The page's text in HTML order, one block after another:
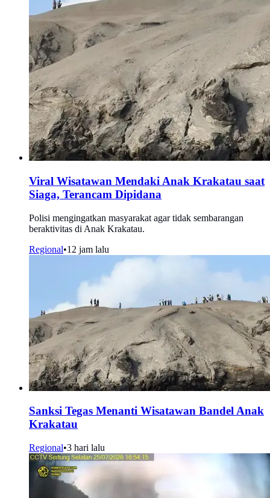
Viral Wisatawan Mendaki Anak Krakatau saat
Siaga, Terancam Dipidana
Polisi mengingatkan masyarakat agar tidak sembarangan
beraktivitas di Anak Krakatau.
Regional•12 jam lalu
Sanksi Tegas Menanti Wisatawan Bandel Anak
Krakatau
Regional•3 hari lalu